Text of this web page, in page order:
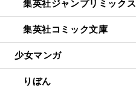
集英社ジャンプリミックス
集英社コミック文庫
少女マンガ
りぼん